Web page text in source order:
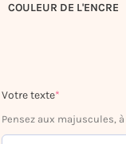
COULEUR DE L'ENCRE
Votre texte*
Pensez aux majuscules,